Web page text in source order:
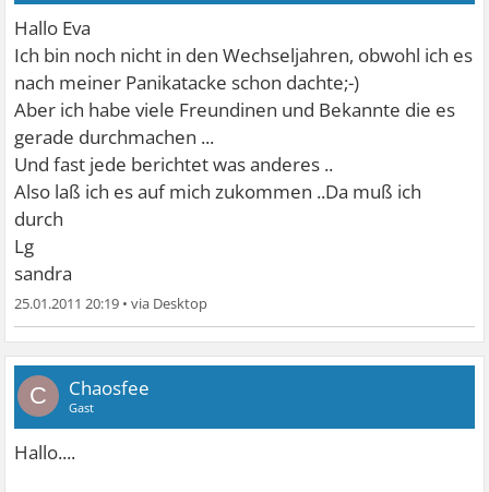
Hallo Eva
Ich bin noch nicht in den Wechseljahren, obwohl ich es
nach meiner Panikatacke schon dachte;-)
Aber ich habe viele Freundinen und Bekannte die es
gerade durchmachen ...
Und fast jede berichtet was anderes ..
Also laß ich es auf mich zukommen ..Da muß ich
durch
Lg
sandra
25.01.2011 20:19 •
C Chaosfee
Gast
Hallo....